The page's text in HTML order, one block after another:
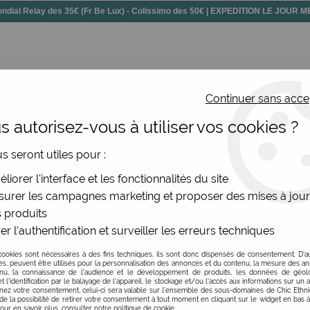
Relay des 35€ (Fr Be Lux) - Colissimo des 50€ | EXPEDITION LE JOUR
Chaussures Bijoux
de Chic Ethnique
Une grande douceur, dans les matières,
courtes, les robes bustiers originales, les robes à
imprimés multiculturels qui vous mettrons en valeur
découvrir notre offre derobes estivales légères, comme
Continuer sans
autorisez-vous à utiliser vos cookies ?
seront utiles pour :
l'interface et les fonctionnalités du site
les campagnes marketing et proposer des mises à
produits
l'authentification et surveiller les erreurs techniques
sont nécessaires à des fins techniques, ils sont donc dispensés de consentement.
peuvent être utilisés pour la personnalisation des annonces et du contenu, la mesure des
la connaissance de l'audience et le développement de produits, les données de
l'identification par le balayage de l'appareil, le stockage et/ou l'accès aux informations sur un
votre consentement, celui-ci sera valable sur l’ensemble des sous-domaines de Chic
la possibilité de retirer votre consentement à tout moment en cliquant sur le widget en bas
en savoir plus, consulter notre politique de cookie.